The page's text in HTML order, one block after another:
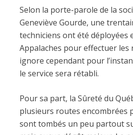
Selon la porte-parole de la
Geneviève Gourde, une
techniciens ont été déployées
Appalaches pour effectuer les
ignore cependant pour
le service sera rétabli.
Pour sa part, la Sûreté du
plusieurs routes encombrées
sont tombés un peu partout